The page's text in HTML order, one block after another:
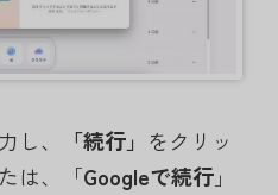
し、 「続行」 をクリッ
は、「Googleで続行」